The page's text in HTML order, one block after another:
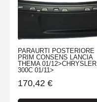
PARAURTI POSTERIORE
PRIM CONSENS LANCIA
THEMA 01/12>CHRYSLER
300C 01/11>
170,42 €